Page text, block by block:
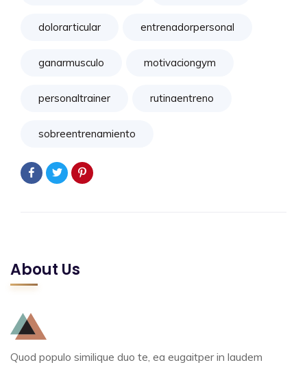
dolorarticular entrenadorpersonal
ganarmusculo motivaciongym
personaltrainer rutinaentreno
sobreentrenamiento
About Us
Quod populo similique duo te, ea eugaitper in laudem